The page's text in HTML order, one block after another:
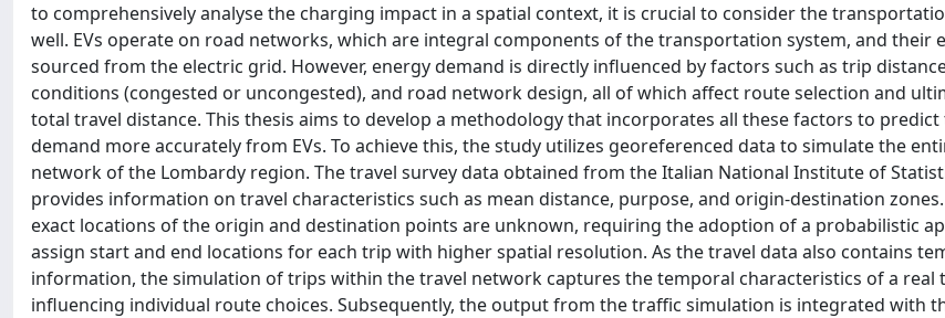
to comprehensively analyse the charging impact in a spatial context, it is crucial to consider the
well. EVs operate on road networks, which are integral components of the transportation system, and their
sourced from the electric grid. However, energy demand is directly influenced by factors such as trip
conditions (congested or uncongested), and road network design, all of which affect route selection and
total travel distance. This thesis aims to develop a methodology that incorporates all these factors to
demand more accurately from EVs. To achieve this, the study utilizes georeferenced data to simulate the
network of the Lombardy region. The travel survey data obtained from the Italian National Institute of
provides information on travel characteristics such as mean distance, purpose, and origin-destination
exact locations of the origin and destination points are unknown, requiring the adoption of a probabilistic
assign start and end locations for each trip with higher spatial resolution. As the travel data also contains
information, the simulation of trips within the travel network captures the temporal characteristics of a real
influencing individual route choices. Subsequently, the output from the traffic simulation is integrated with